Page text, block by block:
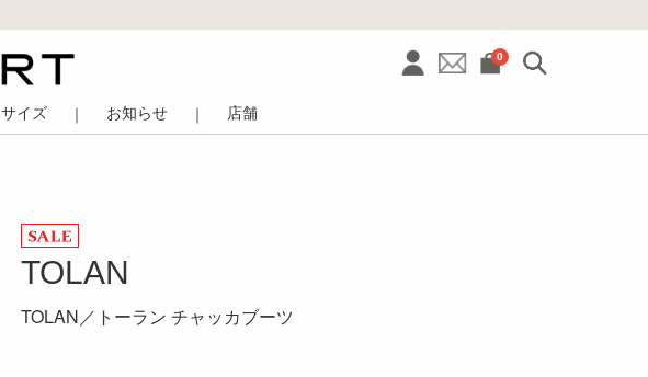
0
サイズ ｜ お知らせ ｜ 店舗
TOLAN
TOLAN／トーラン チャッカブーツ